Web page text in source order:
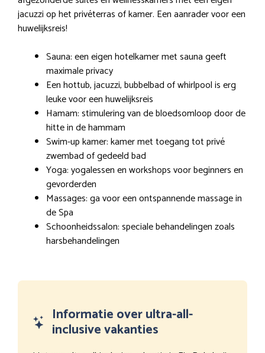
jacuzzi op het privéterras of kamer. Een aanrader voor een
huwelijksreis!
Sauna: een eigen hotelkamer met sauna geeft
maximale privacy
Een hottub, jacuzzi, bubbelbad of whirlpool is erg
leuke voor een huwelijksreis
Hamam: stimulering van de bloedsomloop door de
hitte in de hammam
Swim-up kamer: kamer met toegang tot privé
zwembad of gedeeld bad
Yoga: yogalessen en workshops voor beginners en
gevorderden
Massages: ga voor een ontspannende massage in
de Spa
Schoonheidssalon: speciale behandelingen zoals
harsbehandelingen
Informatie over ultra-all-
inclusive vakanties